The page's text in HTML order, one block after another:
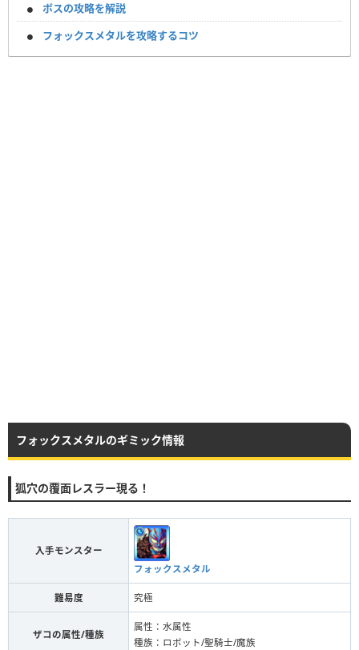
ボスの攻略を解説
フォックスメタルを攻略するコツ
フォックスメタルのギミック情報
狐穴の覆面レスラー現る！
入手モンスター
フォックスメタル
難易度 究極
ザコの属性/種族
属性：水属性
種族：ロボット/聖騎士/魔族